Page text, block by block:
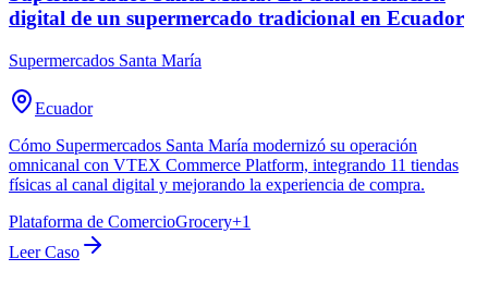
digital de un supermercado tradicional en Ecuador
Supermercados Santa María
Ecuador
Cómo Supermercados Santa María modernizó su operación
omnicanal con VTEX Commerce Platform, integrando 11 tiendas
físicas al canal digital y mejorando la experiencia de compra.
Plataforma de ComercioGrocery+1
Leer Caso